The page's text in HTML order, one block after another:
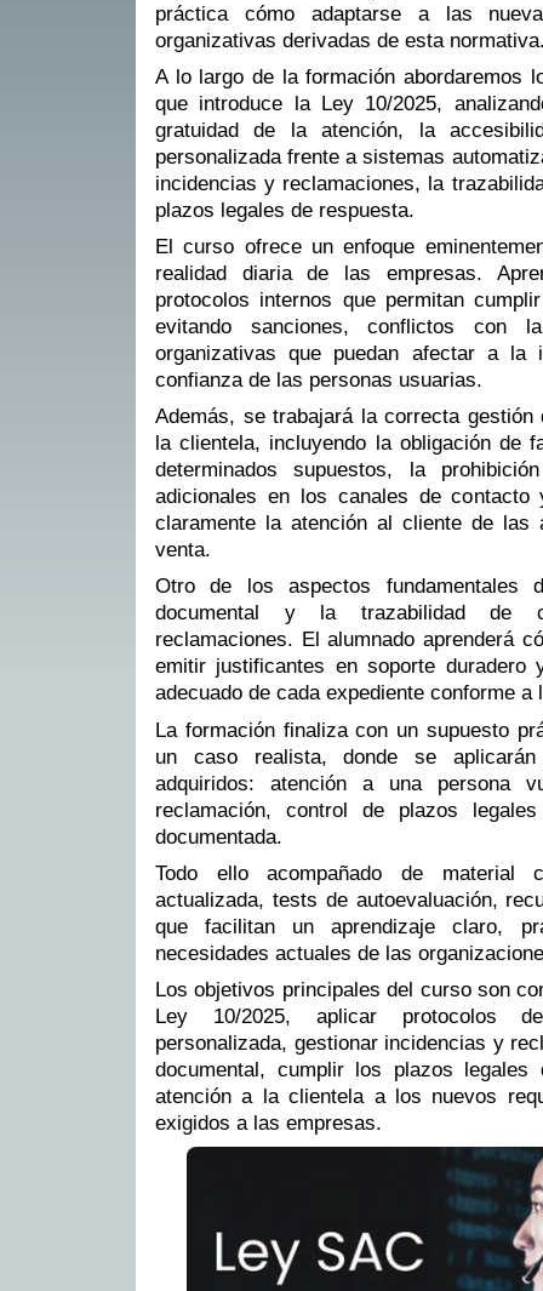
práctica cómo adaptarse a las
organizativas derivadas de esta
A lo largo de la formación abordaremos
que introduce la Ley 10/2025,
gratuidad de la atención, la
personalizada frente a sistemas
incidencias y reclamaciones, la
plazos legales de respuesta.
El curso ofrece un enfoque
realidad diaria de las empresas.
protocolos internos que permitan
evitando sanciones, conflictos con
organizativas que puedan afectar a
confianza de las personas usuarias.
Además, se trabajará la correcta
la clientela, incluyendo la obligación de
determinados supuestos, la
adicionales en los canales de
claramente la atención al cliente de las
venta.
Otro de los aspectos fundamentales
documental y la trazabilidad de
reclamaciones. El alumnado aprenderá
emitir justificantes en soporte duradero
adecuado de cada expediente conforme a
La formación finaliza con un supuesto
un caso realista, donde se
adquiridos: atención a una persona
reclamación, control de plazos
documentada.
Todo ello acompañado de material
actualizada, tests de autoevaluación,
que facilitan un aprendizaje claro,
necesidades actuales de las
Los objetivos principales del curso son
Ley 10/2025, aplicar protocolos
personalizada, gestionar incidencias y
documental, cumplir los plazos
atención a la clientela a los nuevos
exigidos a las empresas.